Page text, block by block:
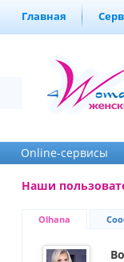
Главная
Online-cервисы
Наши
Olhana